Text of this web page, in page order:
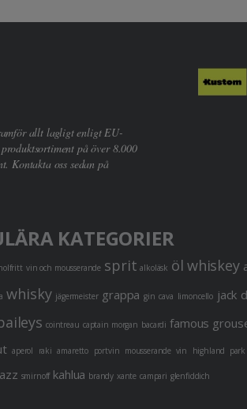
allt lagligt enligt EU-
på över 8.000
Kontakta oss sedan på
KATEGORIER
vin och mousserande sprit alkoläsk öl whiskey
whisky jägermeister grappa gin cava limoncello jack
cointreau captain morgan bacardi famous
aperol raki amaretto portvin mousserande vin highland park
smirnoff kahlua brandy xante campari glenfiddich